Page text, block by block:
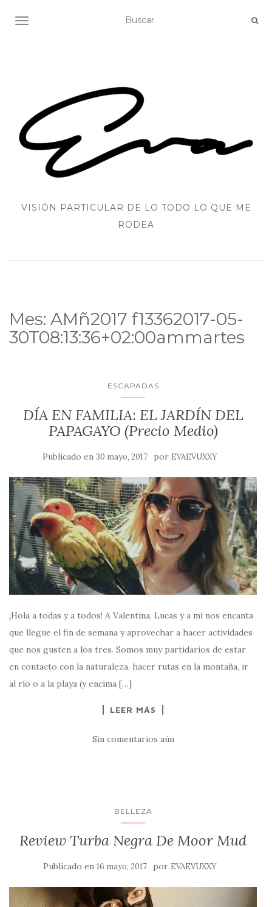
ALTERNAR NAVEGACIÓN
VISIÓN PARTICULAR DE LO TODO LO QUE ME
RODEA
Mes: AMñ2017 f13362017-05-
30T08:13:36+02:00ammartes
ESCAPADAS
DÍA EN FAMILIA: EL JARDÍN DEL
PAPAGAYO (Precio Medio)
Publicado en 30 mayo, 2017 por EVAEVUXXY
¡Hola a todas y a todos! A Valentina, Lucas y a mí nos encanta
que llegue el fin de semana y aprovechar a hacer actividades
que nos gusten a los tres. Somos muy partidarios de estar
en contacto con la naturaleza, hacer rutas en la montaña, ir
al río o a la playa (y encima […]
LEER MÁS
Sin comentarios aún
BELLEZA
Review Turba Negra De Moor Mud
Publicado en 16 mayo, 2017 por EVAEVUXXY